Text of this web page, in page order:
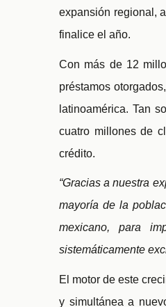
expansión regional,
finalice el año.
Con más de 12
préstamos
latinoamérica. Tan
cuatro millones de
crédito.
“Gracias a nuestra
mayoría de la
mexicano, para
sistemáticamente
El motor de este
y simultánea a